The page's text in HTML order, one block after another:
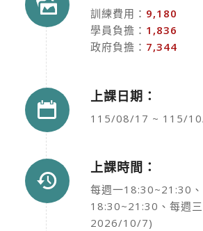
訓練費用： 9,180
學員負擔： 1,836
政府負擔： 7,344
上課日期：
115/08/17 ~ 115/
上課時間：
每週一18:30~21:30
18:30~21:30、每週
2026/10/7)